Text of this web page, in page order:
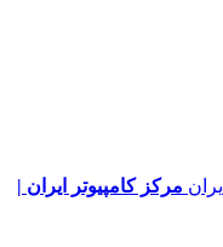
مرکز کامپیوتر ایران |